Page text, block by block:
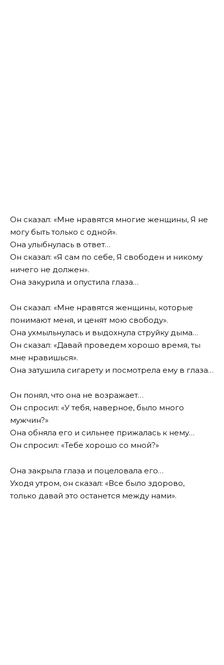
Он сказал: «Мне нравятся многие женщины, Я не
могу быть только с одной».
Она улыбнулась в ответ…
Он сказал: «Я сам по себе, Я свободен и никому
ничего не должен».
Она закурила и опустила глаза…
Он сказал: «Мне нравятся женщины, которые
понимают меня, и ценят мою свободу».
Она ухмыльнулась и выдохнула струйку дыма…
Он сказал: «Давай проведем хорошо время, ты
мне нравишься».
Она затушила сигарету и посмотрела ему в глаза…
Он понял, что она не возражает…
Он спросил: «У тебя, наверное, было много
мужчин?»
Она обняла его и сильнее прижалась к нему…
Он спросил: «Тебе хорошо со мной?»
Она закрыла глаза и поцеловала его…
Уходя утром, он сказал: «Все было здорово,
только давай это останется между нами».